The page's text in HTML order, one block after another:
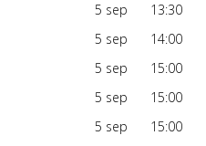
5 sep
13:30
5 sep
14:00
5 sep
15:00
5 sep
15:00
5 sep
15:00